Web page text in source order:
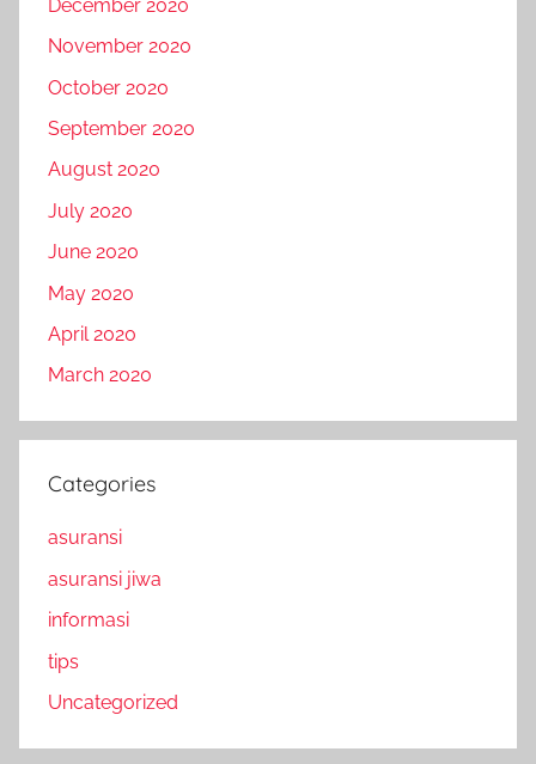
December 2020
November 2020
October 2020
September 2020
August 2020
July 2020
June 2020
May 2020
April 2020
March 2020
Categories
asuransi
asuransi jiwa
informasi
tips
Uncategorized